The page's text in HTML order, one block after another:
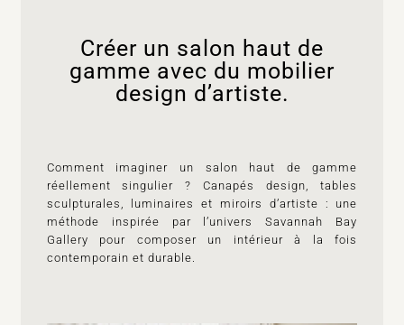
Créer un salon haut de
gamme avec du mobilier
design d’artiste.
Comment imaginer un salon haut de gamme
réellement singulier ? Canapés design, tables
sculpturales, luminaires et miroirs d’artiste : une
méthode inspirée par l’univers Savannah Bay
Gallery pour composer un intérieur à la fois
contemporain et durable.